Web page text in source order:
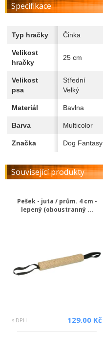
Specifikace
Typ hračky Činka
Velikost
hračky
25 cm
Velikost
psa
Střední
Velký
Materiál Bavlna
Barva Multicolor
Značka Dog Fantasy
Související produkty
Pešek - juta / prům. 4 cm -
lepený (oboustranný ...
s DPH 129.00 Kč